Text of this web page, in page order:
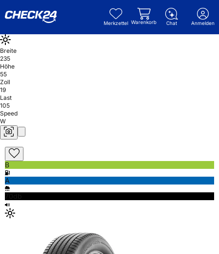
Merkzettel Warenkorb Chat Anmelden
Breite
235
Höhe
55
Zoll
19
Last
105
Speed
W
B
A
70db